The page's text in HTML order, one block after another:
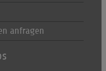
anfragen